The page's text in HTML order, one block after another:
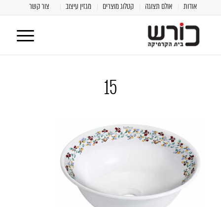
אודות אולם תצוגה קטלוג מוצרים מגזין עיצוב צור קשר
15